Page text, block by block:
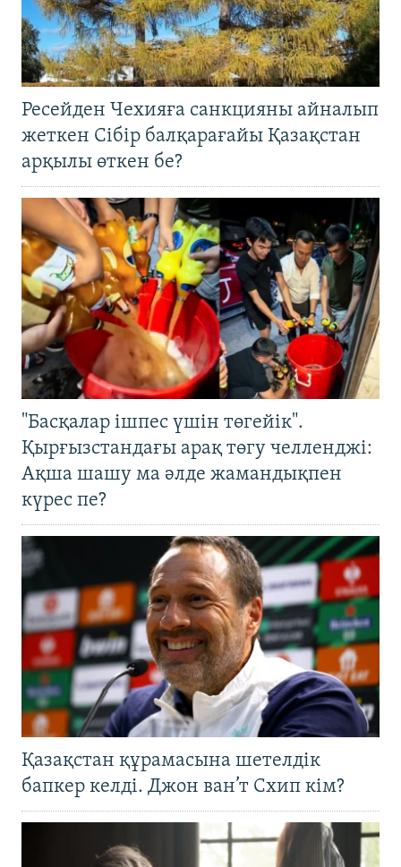
Ресейден Чехияға санкцияны айналып
жеткен Сібір балқарағайы Қазақстан
арқылы өткен бе?
"Басқалар ішпес үшін төгейік".
Қырғызстандағы арақ төгу челленджі:
Ақша шашу ма әлде жамандықпен
күрес пе?
Қазақстан құрамасына шетелдік
бапкер келді. Джон ван’т Схип кім?